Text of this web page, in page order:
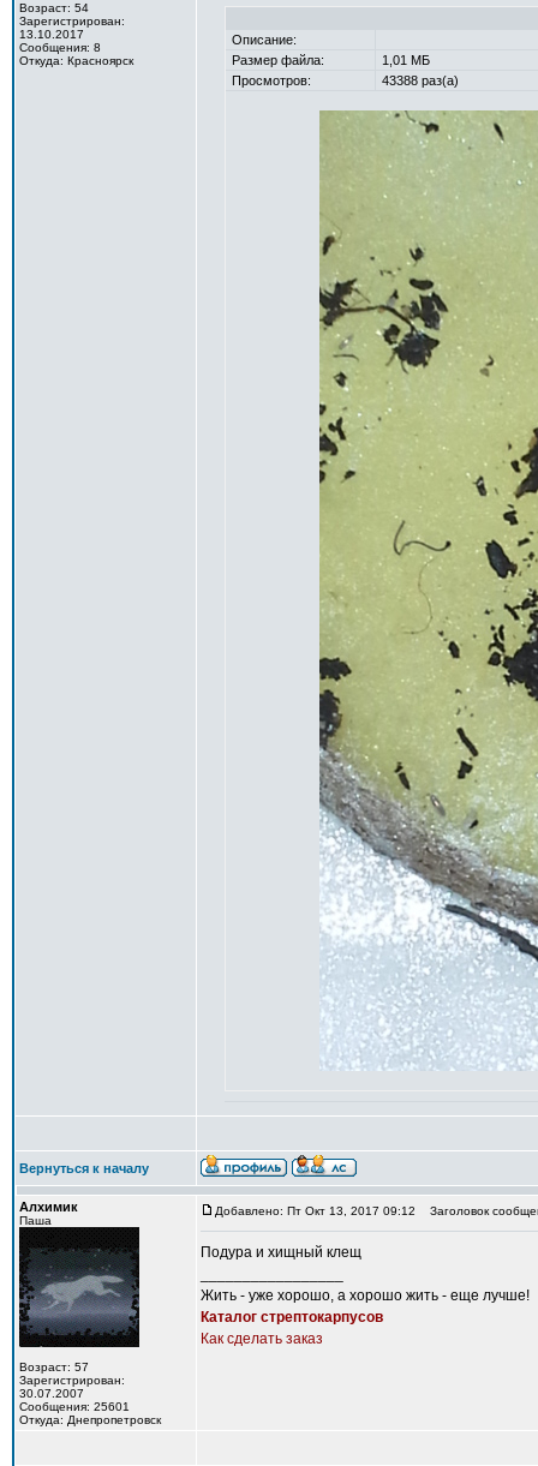
Возраст: 54
Зарегистрирован:
13.10.2017
Сообщения: 8
Откуда: Красноярск
Описание:
Размер файла:
1,01 МБ
Просмотров:
43388 раз(а)
Вернуться к началу
Алхимик
Паша
Возраст: 57
Зарегистрирован:
30.07.2007
Сообщения: 25601
Откуда: Днепропетровск
Добавлено: Пт Окт 13, 2017 09:12 Заголовок
Подура и хищный клещ
Жить - уже хорошо, а хорошо жить - еще лучше!
Каталог стрептокарпусов
Как сделать заказ